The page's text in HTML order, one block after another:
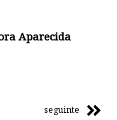
Aparecida
seguinte